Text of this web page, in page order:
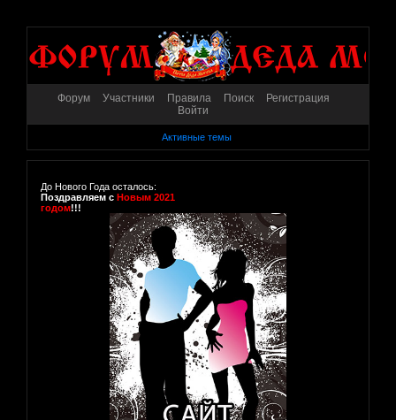
Форум Участники Правила Поиск
Регистрация
Войти
Активные темы
До Нового Года осталось:
Поздравляем с Новым 2021
годом!!!